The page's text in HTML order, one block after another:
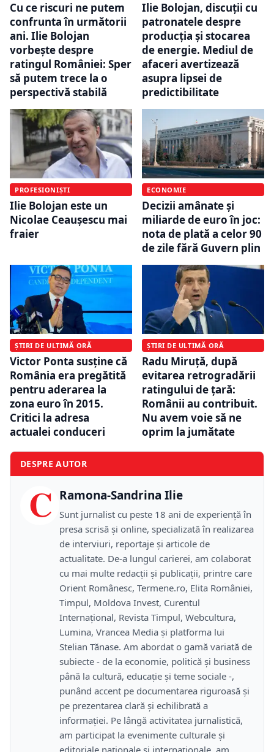
Cu ce riscuri ne putem
confrunta în următorii
ani. Ilie Bolojan
vorbește despre
ratingul României: Sper
să putem trece la o
perspectivă stabilă
Ilie Bolojan, discuții cu
patronatele despre
producția și stocarea
de energie. Mediul de
afaceri avertizează
asupra lipsei de
predictibilitate
PROFESIONIȘTI
Ilie Bolojan este un
Nicolae Ceaușescu mai
fraier
ECONOMIE
Decizii amânate și
miliarde de euro în joc:
nota de plată a celor 90
de zile fără Guvern plin
ȘTIRI DE ULTIMĂ ORĂ
Victor Ponta susține că
România era pregătită
pentru aderarea la
zona euro în 2015.
Critici la adresa
actualei conduceri
ȘTIRI DE ULTIMĂ ORĂ
Radu Miruță, după
evitarea retrogradării
ratingului de țară:
Românii au contribuit.
Nu avem voie să ne
oprim la jumătate
DESPRE AUTOR
C Ramona-Sandrina Ilie
Sunt jurnalist cu peste 18 ani de experiență în
presa scrisă și online, specializată în realizarea
de interviuri, reportaje și articole de
actualitate. De-a lungul carierei, am colaborat
cu mai multe redacții și publicații, printre care
Orient Românesc, Termene.ro, Elita României,
Timpul, Moldova Invest, Curentul
Internațional, Revista Timpul, Webcultura,
Lumina, Vrancea Media și platforma lui
Stelian Tănase. Am abordat o gamă variată de
subiecte - de la economie, politică și business
până la cultură, educație și teme sociale -,
punând accent pe documentarea riguroasă și
pe prezentarea clară și echilibrată a
informației. Pe lângă activitatea jurnalistică,
am participat la evenimente culturale și
editoriale naționale și internaționale, am